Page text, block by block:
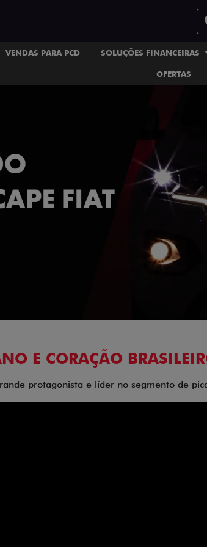
VENDAS PARA PCD SOLUÇÕES FINANCEIRAS
OFERTAS
E CORAÇÃO
protagonista e líder no segmento de